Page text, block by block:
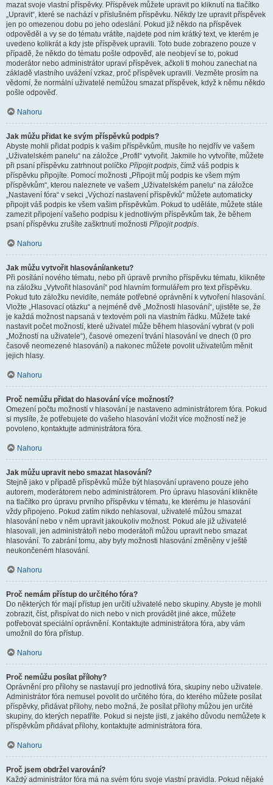
mazat svoje vlastní příspěvky. Příspěvek můžete upravit po kliknutí na tlačítko
„Upravit“, které se nachází v příslušném příspěvku. Někdy lze upravit příspěvek
jen po omezenou dobu po jeho odeslání. Pokud již někdo na příspěvek
odpověděl a vy se do tématu vrátíte, najdete pod ním krátký text, ve kterém je
uvedeno kolikrát a kdy jste příspěvek upravili. Toto bude zobrazeno pouze v
případě, že někdo do tématu pošle odpověď, ale neobjeví se to, pokud
moderátor nebo administrátor upraví příspěvek, ačkoli ti mohou zanechat na
základě vlastního uvážení vzkaz, proč příspěvek upravili. Vezměte prosím na
vědomí, že normální uživatelé nemůžou smazat příspěvek, když k němu někdo
pošle odpověď.
Nahoru
Jak můžu přidat ke svým příspěvků podpis?
Abyste mohli přidat podpis k vašim příspěvkům, musíte ho nejdřív ve vašem
„Uživatelském panelu“ na záložce „Profil“ vytvořit. Jakmile ho vytvoříte, můžete
při psaní příspěvku zatrhnout políčko Připojit podpis, čímž váš podpis k
příspěvku připojíte. Pomocí možnosti „Připojit můj podpis ke všem mým
příspěvkům“, kterou naleznete ve vašem „Uživatelském panelu“ na záložce
„Nastavení fóra“ v sekci „Výchozí nastavení příspěvků“ můžete automaticky
připojit váš podpis ke všem vašim příspěvkům. Pokud to uděláte, můžete stále
zamezit připojení vašeho podpisu k jednotlivým příspěvkům tak, že během
psaní příspěvku zrušíte zaškrtnutí možnosti Připojit podpis.
Nahoru
Jak můžu vytvořit hlasování/anketu?
Při posílání nového tématu, nebo při úpravě prvního příspěvku tématu, klikněte
na záložku „Vytvořit hlasování“ pod hlavním formulářem pro text příspěvku.
Pokud tuto záložku nevidíte, nemáte potřebné oprávnění k vytvoření hlasování.
Vložte „Hlasovací otázku“ a nejméně dvě „Možnosti hlasování“, ujistěte se, že
je každá možnost napsaná v textovém poli na vlastním řádku. Můžete také
nastavit počet možností, které uživatel může během hlasování vybrat (v poli
„Možností na uživatele“), časové omezení trvání hlasování ve dnech (0 pro
časově neomezené hlasování) a nakonec můžete povolit uživatelům měnit
jejich hlasy.
Nahoru
Proč nemůžu přidat do hlasování více možností?
Omezení počtu možností v hlasování je nastaveno administrátorem fóra. Pokud
si myslíte, že potřebujete do vašeho hlasování vložit více možností než je
povoleno, kontaktujte administrátora fóra.
Nahoru
Jak můžu upravit nebo smazat hlasování?
Stejně jako v případě příspěvků může být hlasování upraveno pouze jeho
autorem, moderátorem nebo administrátorem. Pro úpravu hlasování klikněte
na tlačítko pro úpravu prvního příspěvku v tématu, ke kterému je hlasování
vždy připojeno. Pokud zatím nikdo nehlasoval, uživatelé můžou smazat
hlasování nebo v něm upravit jakoukoliv možnost. Pokud ale již uživatelé
hlasovali, jen administrátoři nebo moderátoři můžou upravit nebo smazat
hlasování. To zabrání tomu, aby byly možnosti hlasování změněny v ještě
neukončeném hlasování.
Nahoru
Proč nemám přístup do určitého fóra?
Do některých fór mají přístup jen určití uživatelé nebo skupiny. Abyste je mohli
zobrazit, číst, přispívat do nich nebo v nich provádět jiné akce, můžete
potřebovat speciální oprávnění. Kontaktujte administrátora fóra, aby vám
umožnil do fóra přístup.
Nahoru
Proč nemůžu posílat přílohy?
Oprávnění pro přílohy se nastavují pro jednotlivá fóra, skupiny nebo uživatele.
Administrátor fóra nemusel povolit do určitého fóra, do kterého můžete posílat
příspěvky, přidávat přílohy, nebo možná, že posílat přílohy můžou jen určité
skupiny, do kterých nepatříte. Pokud si nejste jisti, z jakého důvodu nemůžete k
příspěvkům přidávat přílohy, kontaktujte administrátora fóra.
Nahoru
Proč jsem obdržel varování?
Každý administrátor fóra má na svém fóru svoje vlastní pravidla. Pokud nějaké